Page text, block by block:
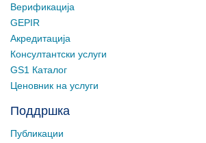
Верификација
GEPIR
Акредитација
Консултантски услуги
GS1 Каталог
Ценовник на услуги
Поддршка
Публикации